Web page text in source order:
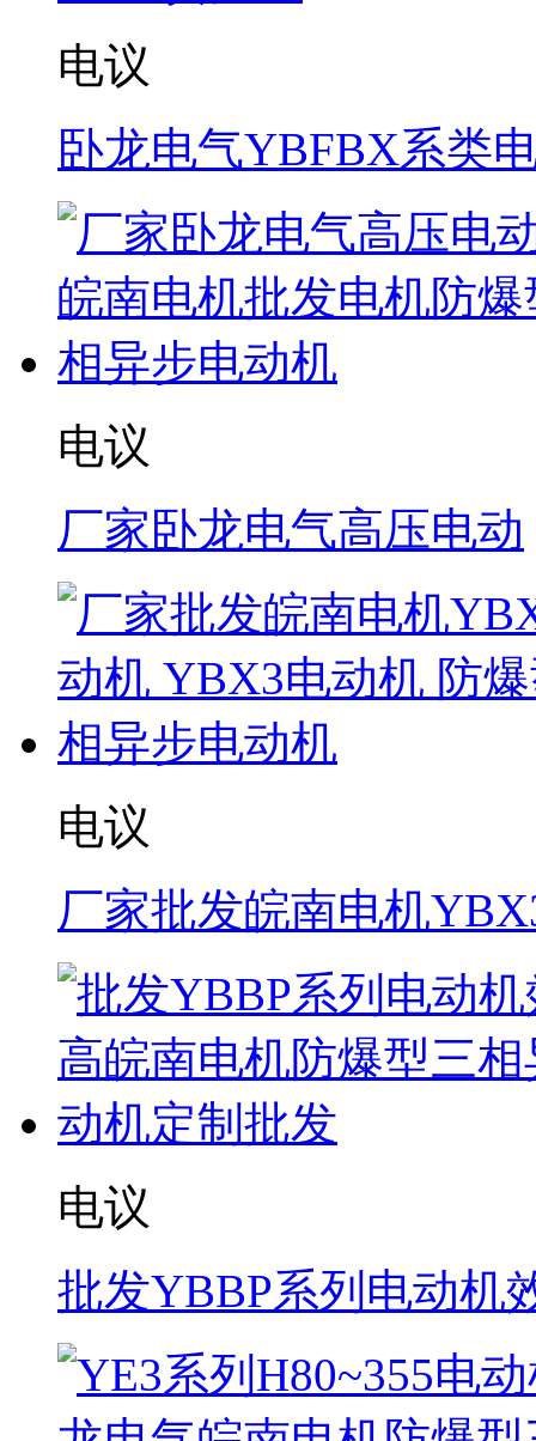
电议
卧龙电气YBFBX系类
电议
厂家卧龙电气高压电动
电议
厂家批发皖南电机
电议
批发YBBP系列电动机